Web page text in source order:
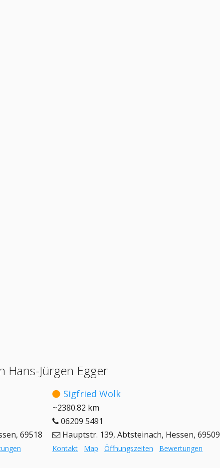
Hans-Jürgen Egger
69518
Sigfried Wolk
~2380.82 km
06209 5491
Hauptstr. 139, Abtsteinach, Hessen, 69509
Kontakt Map Öffnungszeiten Bewertungen